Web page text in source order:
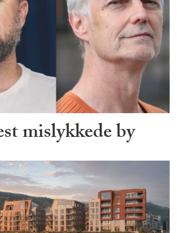
mislykkede by